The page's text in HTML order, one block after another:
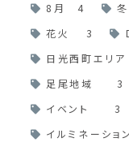
8月
4 冬
花火
3
日光西町エリア
足尾地域
3
イベント
3
イルミネーション